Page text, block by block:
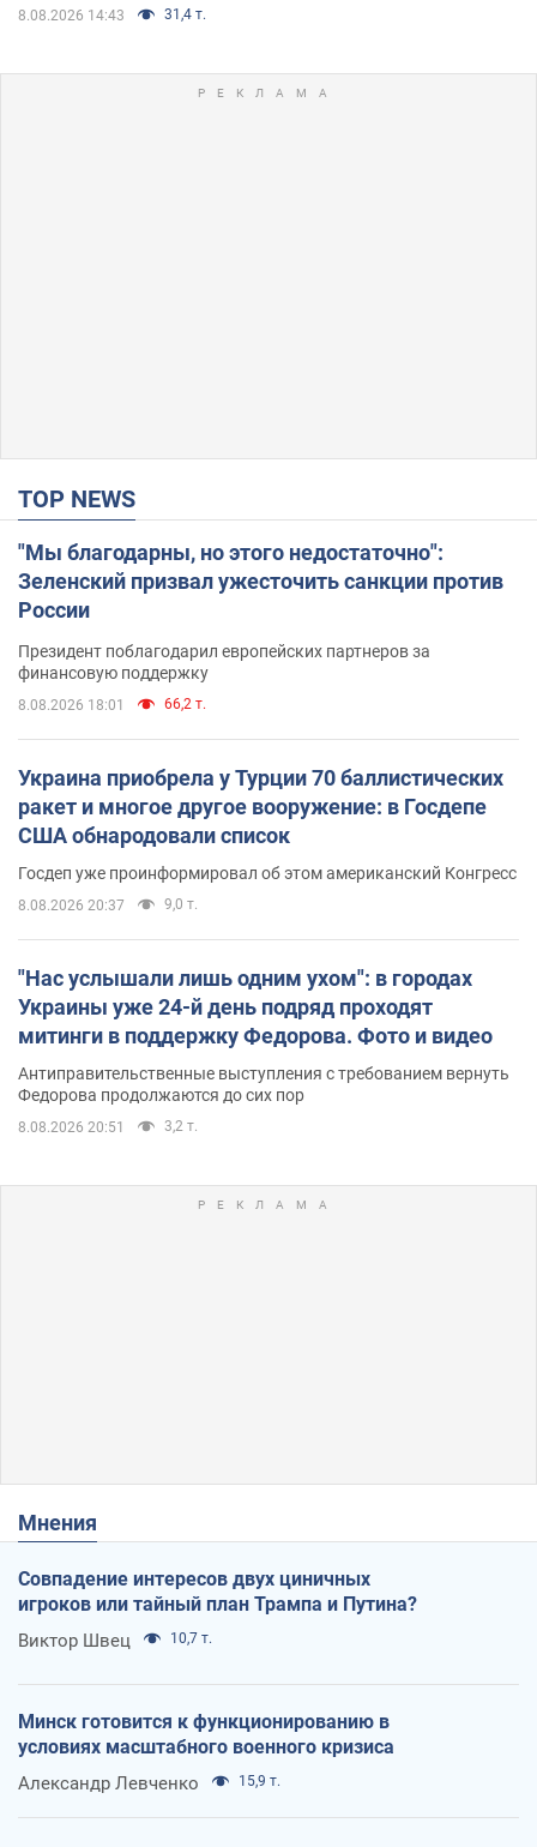
8.08.2026 14:43 31,4 т.
TOP NEWS
"Мы благодарны, но этого недостаточно":
Зеленский призвал ужесточить санкции против
России
Президент поблагодарил европейских партнеров за
финансовую поддержку
8.08.2026 18:01 66,2 т.
Украина приобрела у Турции 70 баллистических
ракет и многое другое вооружение: в Госдепе
США обнародовали список
Госдеп уже проинформировал об этом американский Конгресс
8.08.2026 20:37 9,0 т.
"Нас услышали лишь одним ухом": в городах
Украины уже 24-й день подряд проходят
митинги в поддержку Федорова. Фото и видео
Антиправительственные выступления с требованием вернуть
Федорова продолжаются до сих пор
8.08.2026 20:51 3,2 т.
Мнения
Совпадение интересов двух циничных
игроков или тайный план Трампа и Путина?
Виктор Швец 10,7 т.
Минск готовится к функционированию в
условиях масштабного военного кризиса
Александр Левченко 15,9 т.